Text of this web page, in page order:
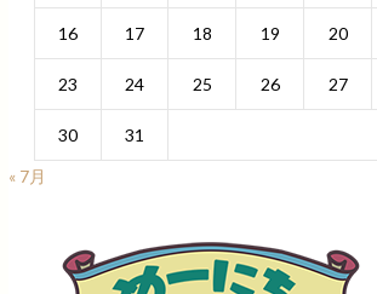
16 17 18 19 20
23 24 25 26 27
30
31
« 7月